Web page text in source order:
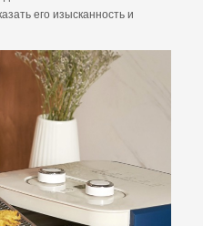
его изысканность и